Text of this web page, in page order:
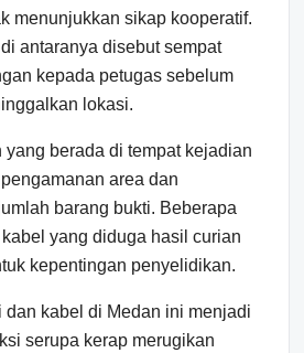
menunjukkan sikap kooperatif.
antaranya disebut sempat
kepada petugas sebelum
lokasi.
yang berada di tempat kejadian
area dan
barang bukti. Beberapa
yang diduga hasil curian
kepentingan penyelidikan.
dan kabel di Medan ini menjadi
serupa kerap merugikan